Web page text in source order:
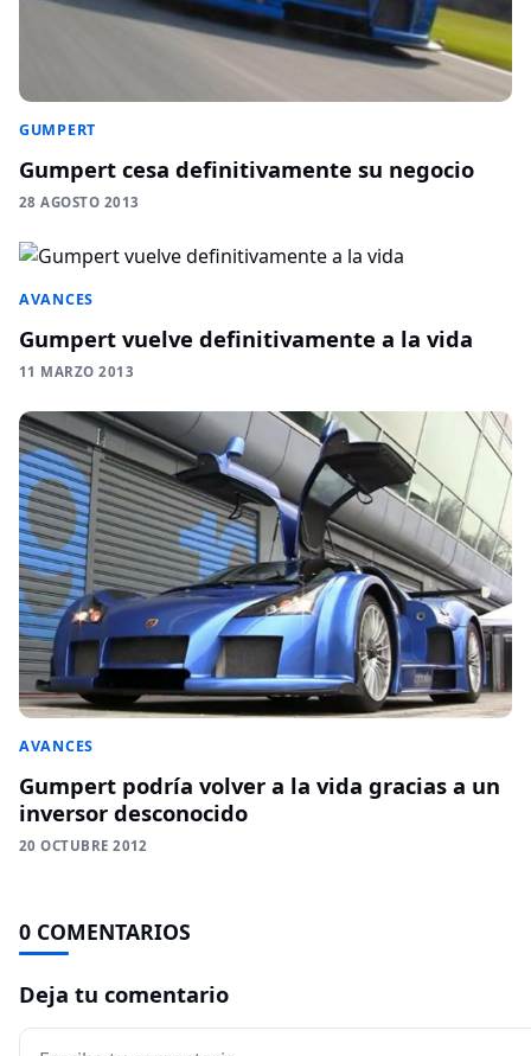
GUMPERT
Gumpert cesa definitivamente su negocio
28 AGOSTO 2013
AVANCES
Gumpert vuelve definitivamente a la vida
11 MARZO 2013
AVANCES
Gumpert podría volver a la vida gracias a un
inversor desconocido
20 OCTUBRE 2012
0 COMENTARIOS
Deja tu comentario
Comentario